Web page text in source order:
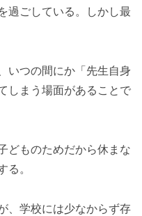
過ごしている。しかし最
いつの間にか「先生自身
しまう場面があることで
どものためだから休まな
。
、学校には少なからず存